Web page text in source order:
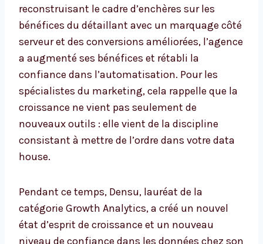
reconstruisant le cadre d’enchères sur les
bénéfices du détaillant avec un marquage côté
serveur et des conversions améliorées, l’agence
a augmenté ses bénéfices et rétabli la
confiance dans l’automatisation. Pour les
spécialistes du marketing, cela rappelle que la
croissance ne vient pas seulement de
nouveaux outils : elle vient de la discipline
consistant à mettre de l’ordre dans votre data
house.
Pendant ce temps, Densu, lauréat de la
catégorie Growth Analytics, a créé un nouvel
état d’esprit de croissance et un nouveau
niveau de confiance dans les données chez son